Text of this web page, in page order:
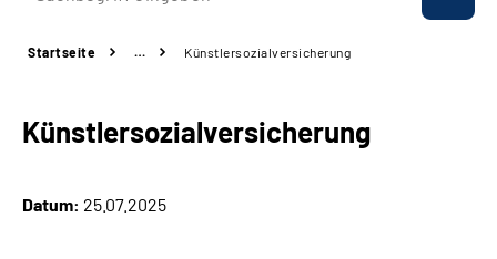
Prävention
Rente
Beratung & Kontakt
Startseite … Künstlersozialversicherung
Künstlersozialversicherung
Datum: 25.07.2025